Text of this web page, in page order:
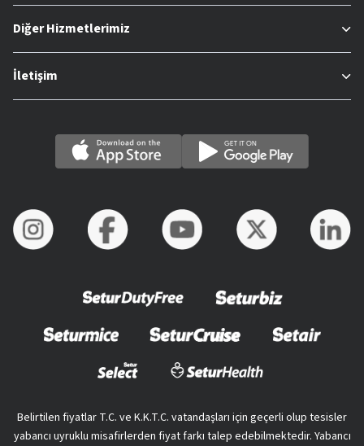
Diğer Hizmetlerimiz
İletişim
Belirtilen fiyatlar T.C. ve K.K.T.C. vatandaşları için geçerli olup tesisler
yabancı uyruklu misafirlerden fiyat farkı talep edebilmektedir. Yabancı